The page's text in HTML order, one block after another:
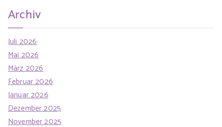
Archiv
Juli 2026
Mai 2026
März 2026
Februar 2026
Januar 2026
Dezember 2025
November 2025